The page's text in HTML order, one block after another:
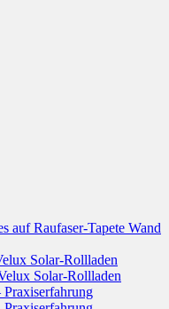
auf Raufaser-Tapete Wand
Solar-Rollladen
Solar-Rollladen